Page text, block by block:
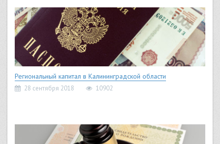
Региональный капитал в Калининградской области
28 сентября 2018 10902